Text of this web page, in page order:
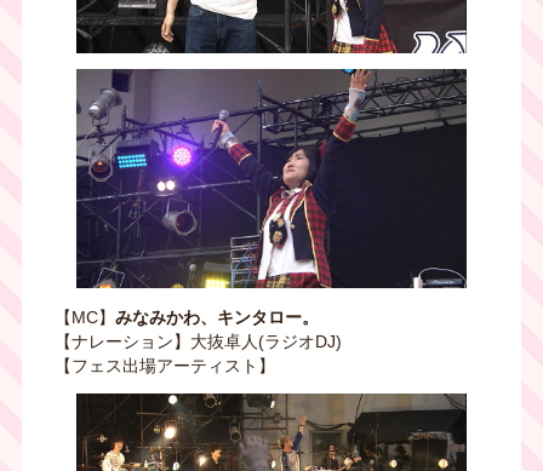
【MC】 みなみかわ、キンタロー。
【ナレーション】大抜卓人(ラジオDJ)
【フェス出場アーティスト】